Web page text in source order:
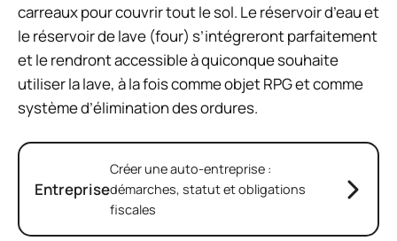
carreaux pour couvrir tout le sol. Le réservoir d’eau et
le réservoir de lave (four) s’intégreront parfaitement
et le rendront accessible à quiconque souhaite
utiliser la lave, à la fois comme objet RPG et comme
système d’élimination des ordures.
Entreprise
Créer une auto-entreprise :
démarches, statut et obligations
fiscales